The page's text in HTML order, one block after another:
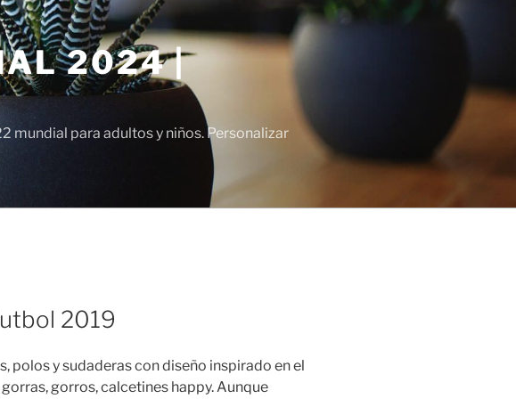
2024 |
mundial para adultos y niños. Personalizar
2019
polos y sudaderas con diseño inspirado en el
gorros, calcetines happy. Aunque